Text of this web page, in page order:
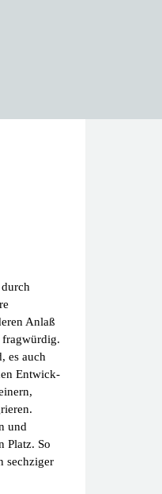
Anlaß
fragwürdig.
es auch
Entwick­
und
Platz. So
sechziger